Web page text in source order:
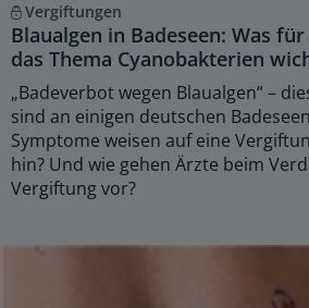
Vergiftungen
Blaualgen in Badeseen: Was
das Thema Cyanobakterien
„Badeverbot wegen Blaualgen“ –
sind an einigen deutschen
Symptome weisen auf eine
hin? Und wie gehen Ärzte beim
Vergiftung vor?